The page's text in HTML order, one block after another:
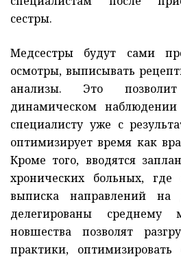
сестры.
Медсестры будут сами
осмотры, выписывать
анализы. Это
динамическом
специалисту уже с
оптимизирует время как
Кроме того, вводятся
хронических больных, где
выписка направлений на
делегированы среднему
новшества позволят
практики, оптимизировать